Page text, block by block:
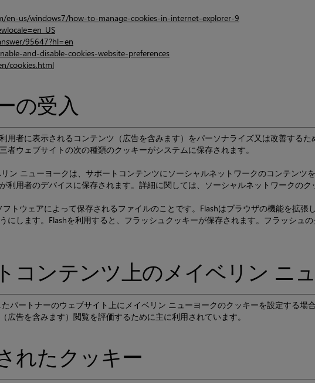
en-us/windows7/how-to-manage-cookies-in-internet-explorer-9
95647?hl=en
and-disable-cookies-website-preferences
cookies.html
の受入
用者に表示されるコンテンツ（広告を含みます）をパーソナライズ又は改善する
者ウェブサイトの次の種類のクッキーがシステムに保存されます。
ン ニューヨークは、サポートコンテンツにソーシャルネットワークのコンテンツ
利用者のデバイスに保存されます。詳細に関しては、ソーシャルネットワークのク
トウェアによって保存されるファイルのことです。Flashはブラウザの機能を拡
にします。Flashを利用すると、フラッシュクッキーが保存されます。フラッシュ
コンテンツ上のメイベリン ニ
パートナーのウェブサイト上にメイベリン ニューヨークのクッキーを設定する
告を含みます）閲覧を評価するために主に利用されています。
れたクッキー